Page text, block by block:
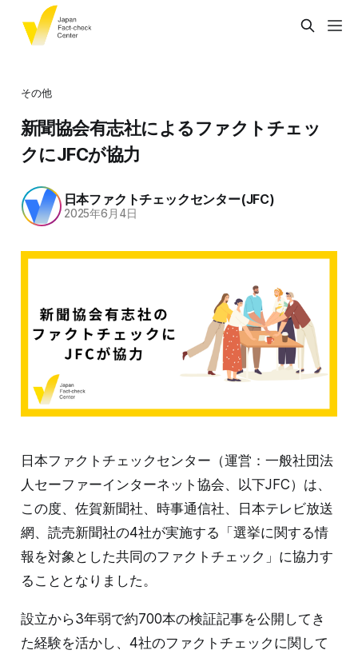
その他
新聞協会有志社によるファクトチェッ
クにJFCが協力
日本ファクトチェックセンター(JFC)
2025年6月4日
日本ファクトチェックセンター（運営：一般社団法
人セーファーインターネット協会、以下JFC）は、
この度、佐賀新聞社、時事通信社、日本テレビ放送
網、読売新聞社の4社が実施する「選挙に関する情
報を対象とした共同のファクトチェック」に協力す
ることとなりました。
設立から3年弱で約700本の検証記事を公開してき
た経験を活かし、4社のファクトチェックに関して